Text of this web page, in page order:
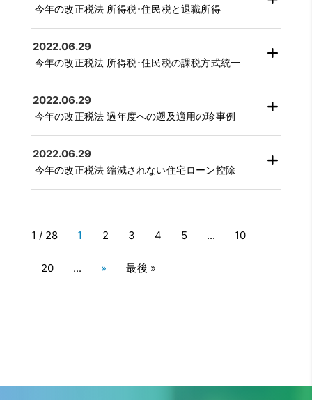
今年の改正税法 所得税･住民税と退職所得
今年の改正税法 所得税･住民税の課税方式統一
2022.06.29
今年の改正税法 過年度への遡及適用の珍事例
2022.06.29
今年の改正税法 縮減されない住宅ローン控除
2022.06.29
1 / 28 1 2 3 4 5 ... 10
20 ... » 最後 »